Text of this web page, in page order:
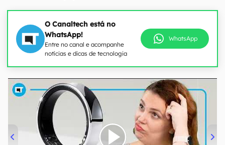
O Canaltech está no
WhatsApp!
Entre no canal e acompanhe
notícias e dicas de tecnologia
WhatsApp